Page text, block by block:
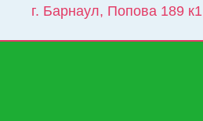
г. Барнаул, Попова 189 к1